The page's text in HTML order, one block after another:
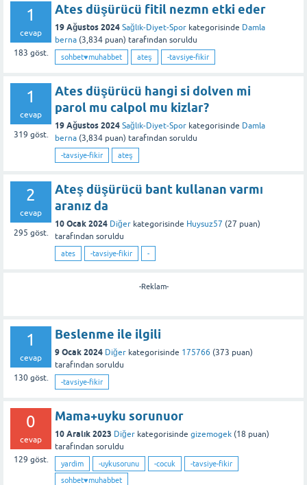
1
cevap
183 göst.
Ates düşürücü fitil nezmn etki eder
19 Ağustos 2024 Sağlık-Diyet-Spor kategorisinde Damla
berna (3,834 puan) tarafından soruldu
sohbet♥️muhabbet ateş -tavsiye-fikir
1
cevap
319 göst.
Ates düşürücü hangi si dolven mi
parol mu calpol mu kizlar?
19 Ağustos 2024 Sağlık-Diyet-Spor kategorisinde Damla
berna (3,834 puan) tarafından soruldu
-tavsiye-fikir ateş
2
cevap
295 göst.
Ateş düşürücü bant kullanan varmı
aranız da
10 Ocak 2024 Diğer kategorisinde Huysuz57 (27 puan)
tarafından soruldu
ates -tavsiye-fikir -
-Reklam-
1
cevap
130göst.
Beslenme ile ilgili
9 Ocak 2024 Diğer kategorisinde 175766 (373 puan)
tarafından soruldu
-tavsiye-fikir
0
cevap
129 göst.
Mama+uyku sorunuor
10 Aralık 2023 Diğer kategorisinde gizemogek (18 puan)
tarafından soruldu
yardim -uykusorunu -cocuk
-tavsiye-fikir
sohbet♥️muhabbet